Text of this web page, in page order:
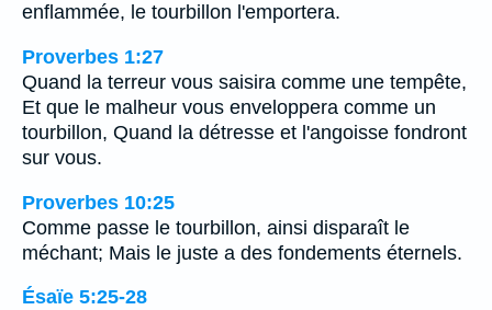
enflammée, le tourbillon l'emportera.
Proverbes 1:27
Quand la terreur vous saisira comme une tempête,
Et que le malheur vous enveloppera comme un
tourbillon, Quand la détresse et l'angoisse fondront
sur vous.
Proverbes 10:25
Comme passe le tourbillon, ainsi disparaît le
méchant; Mais le juste a des fondements éternels.
Ésaïe 5:25-28